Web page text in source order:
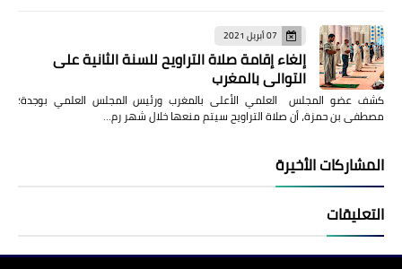
07 أبريل 2021
إلغاء إقامة صلاة التراويح للسنة الثانية على
التوالي بالمغرب
كشف عضو المجلس العلمي الأعلى بالمغرب ورئيس المجلس العلمي بوجدة؛
مصطفى بن حمزة، أن صلاة التراويح سيتم منعها خلال شهر رم…
المشاركات الأخيرة
التعليقات